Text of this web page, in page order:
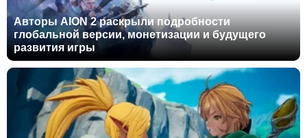
Авторы AION 2 раскрыли подробности
глобальной версии, монетизации и будущего
развития игры